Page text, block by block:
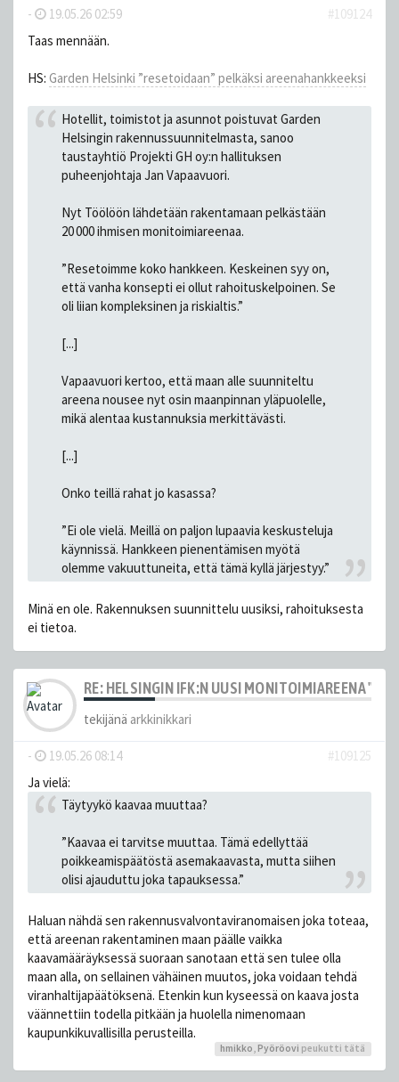
- 19.05.26 02:59
#109124
Taas mennään.
HS: Garden Helsinki ”resetoidaan” pelkäksi areenahankkeeksi
Hotellit, toimistot ja asunnot poistuvat Garden
Helsingin rakennussuunnitelmasta, sanoo
taustayhtiö Projekti GH oy:n hallituksen
puheenjohtaja Jan Vapaavuori.
Nyt Töölöön lähdetään rakentamaan pelkästään
20 000 ihmisen monitoimiareenaa.
”Resetoimme koko hankkeen. Keskeinen syy on,
että vanha konsepti ei ollut rahoituskelpoinen. Se
oli liian kompleksinen ja riskialtis.”
[...]
Vapaavuori kertoo, että maan alle suunniteltu
areena nousee nyt osin maanpinnan yläpuolelle,
mikä alentaa kustannuksia merkittävästi.
[...]
Onko teillä rahat jo kasassa?
”Ei ole vielä. Meillä on paljon lupaavia keskusteluja
käynnissä. Hankkeen pienentämisen myötä
olemme vakuuttuneita, että tämä kyllä järjestyy.”
Minä en ole. Rakennuksen suunnittelu uusiksi, rahoituksesta
ei tietoa.
RE: HELSINGIN IFK:N UUSI MONITOIMIAREENA
tekijänä arkkinikkari
- 19.05.26 08:14
#109125
Ja vielä:
Täytyykö kaavaa muuttaa?
”Kaavaa ei tarvitse muuttaa. Tämä edellyttää
poikkeamispäätöstä asemakaavasta, mutta siihen
olisi ajauduttu joka tapauksessa.”
Haluan nähdä sen rakennusvalvontaviranomaisen joka toteaa,
että areenan rakentaminen maan päälle vaikka
kaavamääräyksessä suoraan sanotaan että sen tulee olla
maan alla, on sellainen vähäinen muutos, joka voidaan tehdä
viranhaltijapäätöksenä. Etenkin kun kyseessä on kaava josta
väännettiin todella pitkään ja huolella nimenomaan
kaupunkikuvallisilla perusteilla.
hmikko Pyöröovi peukutti tätä